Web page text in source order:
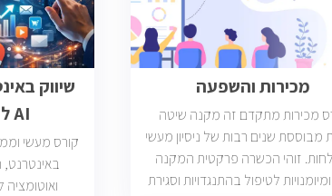
מכירות והשפעה
מכירות מתקדם זה מקנה שיטה
מבוססת שנים רבות של ניסיון מעשי
זוהי הכשרה פרקטית המקנה
לטיפול בהתנגדויות וסגירת
שיווק
AI לבעלי עסקים
קורס מעשי
ואוטומציה